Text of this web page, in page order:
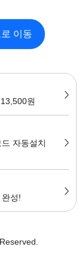
이동
원
자동설치
성!